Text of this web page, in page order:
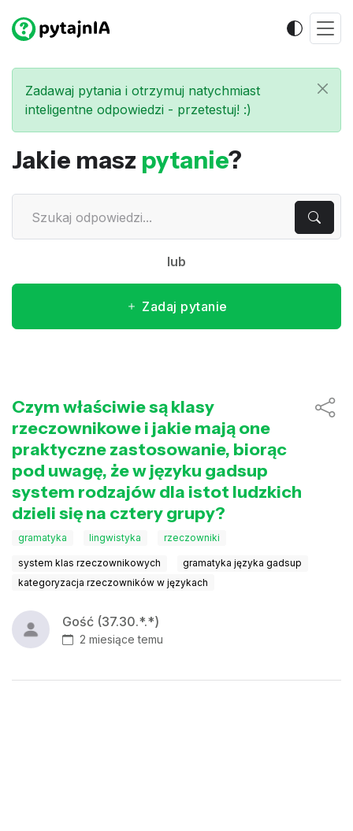
Zadawaj pytania i otrzymuj natychmiast
inteligentne odpowiedzi - przetestuj! :)
Jakie masz pytanie?
lub
Zadaj pytanie
Czym właściwie są klasy
rzeczownikowe i jakie mają one
praktyczne zastosowanie, biorąc
pod uwagę, że w języku gadsup
system rodzajów dla istot ludzkich
dzieli się na cztery grupy?
gramatyka lingwistyka rzeczowniki
system klas rzeczownikowych
gramatyka języka gadsup
kategoryzacja rzeczowników w językach
Gość (37.30.*.*)
2 miesiące temu